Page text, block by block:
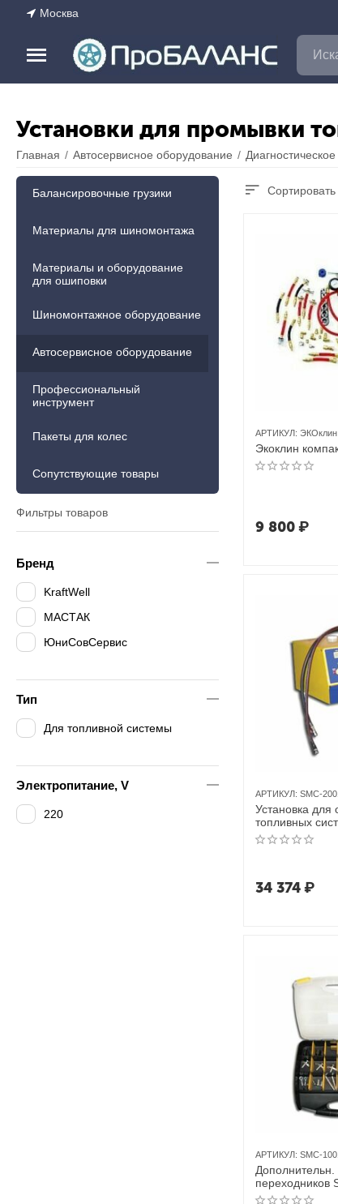
Москва
Установки для промывки
Главная / Автосервисное оборудование /
Сортировать
АРТИКУЛ: ЭКОклин
Экоклин
9 800₽
АРТИКУЛ: SMC-
Установка для
топливных
2001 E
34 374₽
АРТИКУЛ: SMC-
Дополнительн.
переходников
ЮниСовСервис
Балансировочные грузики
Материалы для шиномонтажа
Материалы и оборудование
для ошиповки
Шиномонтажное оборудование
Автосервисное оборудование
Профессиональный
инструмент
Пакеты для колес
Сопутствующие товары
Фильтры товаров
Бренд
KraftWell
МАСТАК
ЮниСовСервис
Тип
Для топливной системы
Электропитание, V
220